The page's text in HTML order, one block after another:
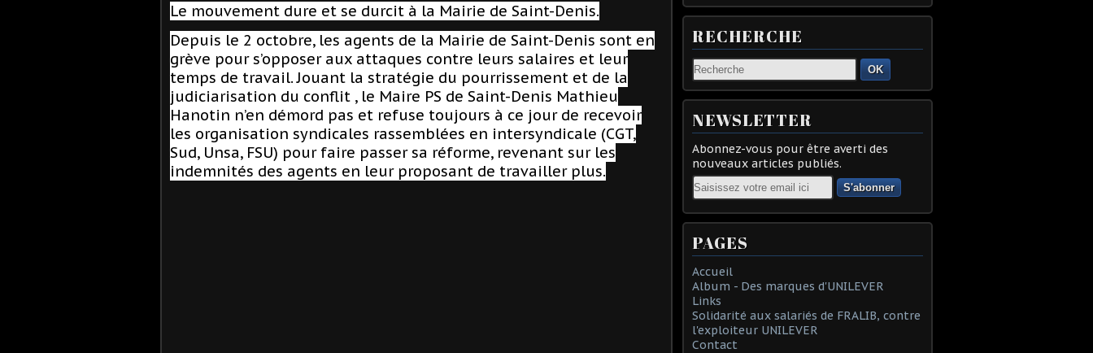
Le mouvement dure et se durcit à la Mairie de Saint-Denis.
Depuis le 2 octobre, les agents de la Mairie de Saint-Denis sont en
grève pour s’opposer aux attaques contre leurs salaires et leur
temps de travail. Jouant la stratégie du pourrissement et de la
judiciarisation du conflit , le Maire PS de Saint-Denis Mathieu
Hanotin n’en démord pas et refuse toujours à ce jour de recevoir
les organisation syndicales rassemblées en intersyndicale (CGT,
Sud, Unsa, FSU) pour faire passer sa réforme, revenant sur les
indemnités des agents en leur proposant de travailler plus.
RECHERCHE
OK
NEWSLETTER
Abonnez-vous pour être averti des
nouveaux articles publiés.
Email
PAGES
Accueil
Album - Des marques d'UNILEVER
Links
Solidarité aux salariés de FRALIB, contre
l'exploiteur UNILEVER
Contact